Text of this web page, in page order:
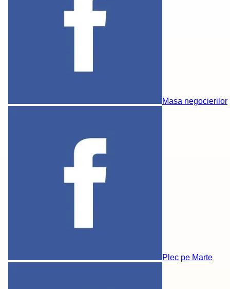
Masa negocierilor
Plec pe Marte